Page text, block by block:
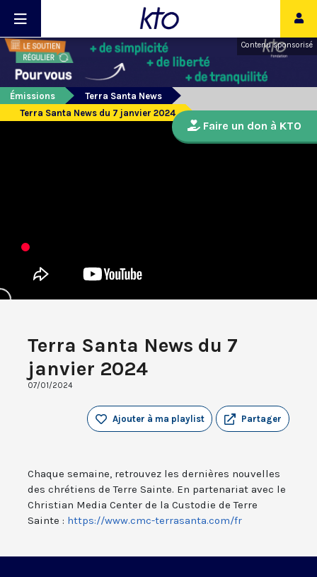
Contenu sponsorisé
Émissions
Terra Santa News
Terra Santa News du 7 janvier 2024
Terra Santa News du 7
janvier 2024
07/01/2024
Partager
Ajouter à ma playlist
Chaque semaine, retrouvez les dernières nouvelles
des chrétiens de Terre Sainte. En partenariat avec le
Christian Media Center de la Custodie de Terre
Sainte : https://www.cmc-terrasanta.com/fr
Faire un don à KTO